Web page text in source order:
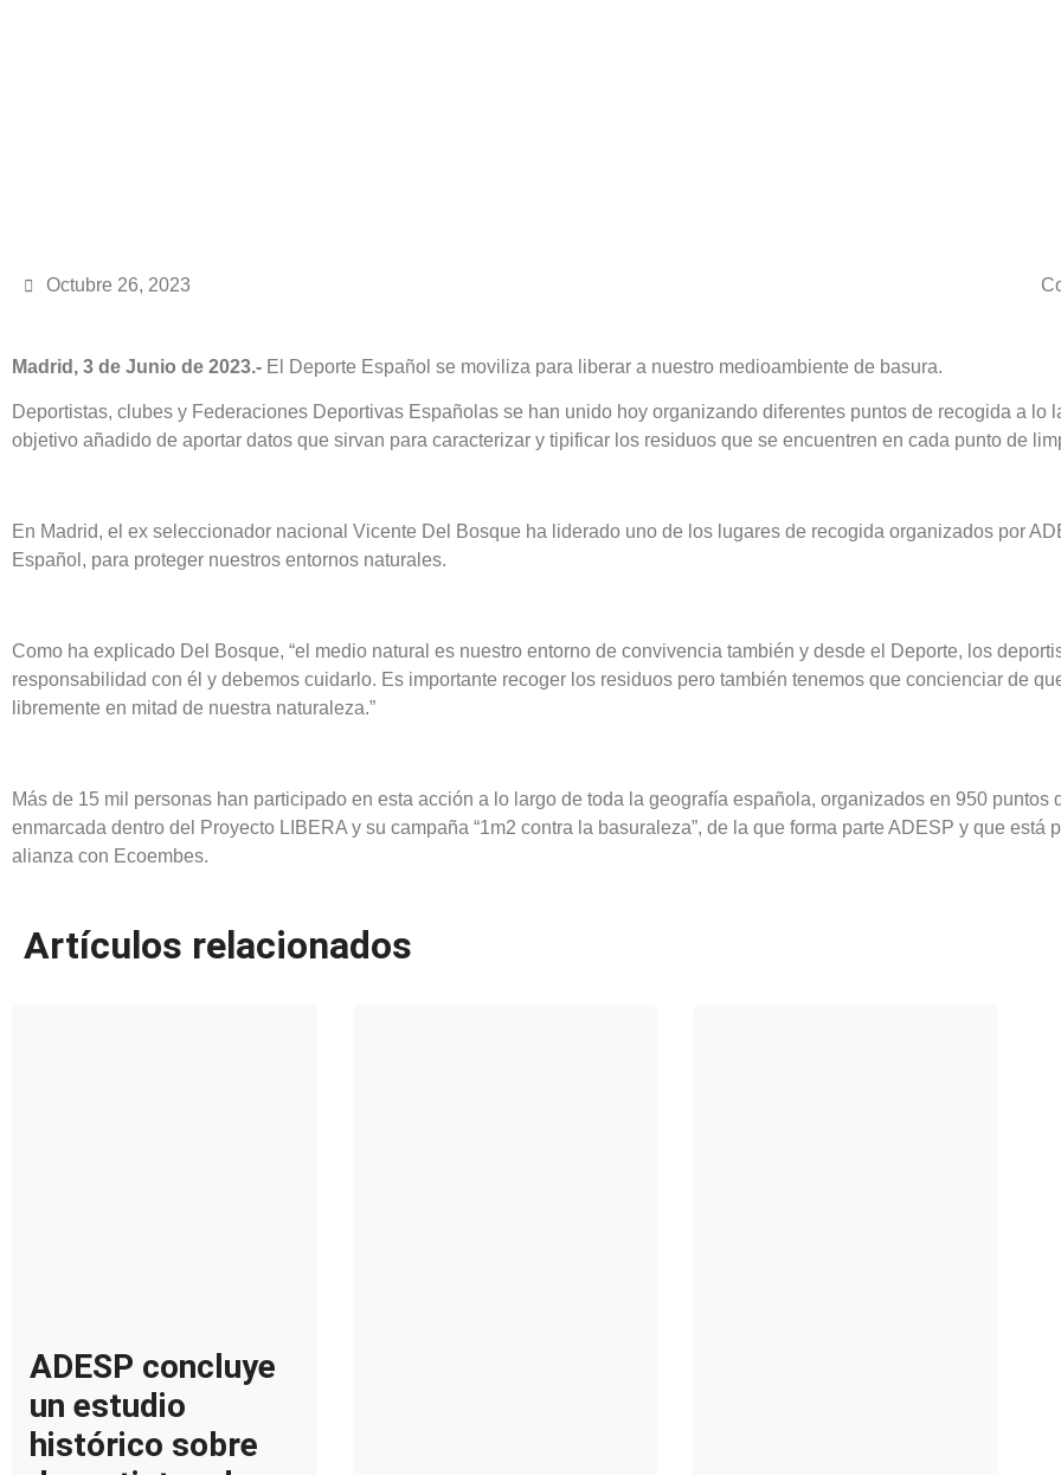
Octubre 26, 2023
Madrid, 3 de Junio de 2023.- El Deporte Español se moviliza para liberar a nuestro medioambiente de basura.
Deportistas, clubes y Federaciones Deportivas Españolas se han unido hoy organizando diferentes puntos de recogida a lo
objetivo añadido de aportar datos que sirvan para caracterizar y tipificar los residuos que se encuentren en cada punto de
En Madrid, el ex seleccionador nacional Vicente Del Bosque ha liderado uno de los lugares de recogida organizados por
Español, para proteger nuestros entornos naturales.
Como ha explicado Del Bosque, “el medio natural es nuestro entorno de convivencia también y desde el Deporte, los
responsabilidad con él y debemos cuidarlo. Es importante recoger los residuos pero también tenemos que concienciar de
libremente en mitad de nuestra naturaleza.”
Más de 15 mil personas han participado en esta acción a lo largo de toda la geografía española, organizados en 950 puntos
enmarcada dentro del Proyecto LIBERA y su campaña “1m2 contra la basuraleza”, de la que forma parte ADESP y que está
alianza con Ecoembes.
Artículos relacionados
ADESP concluye
un estudio
histórico sobre